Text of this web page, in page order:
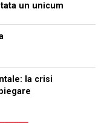
un unicum
la crisi